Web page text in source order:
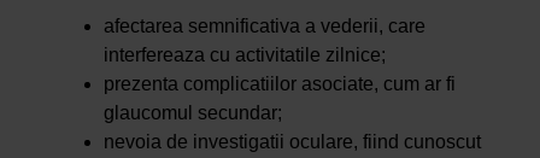
afectarea semnificativa a vederii, care
interfereaza cu activitatile zilnice;
prezenta complicatiilor asociate, cum ar fi
glaucomul secundar;
nevoia de investigatii oculare, fiind cunoscut